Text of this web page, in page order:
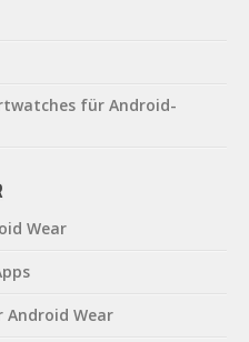
für Android-
Wear
Android Wear